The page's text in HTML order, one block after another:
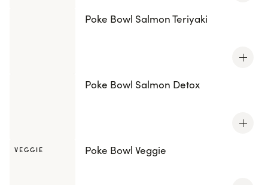
Poke Bowl Salmon Teriyaki
Poke Bowl Salmon Detox
VEGGIE Poke Bowl Veggie